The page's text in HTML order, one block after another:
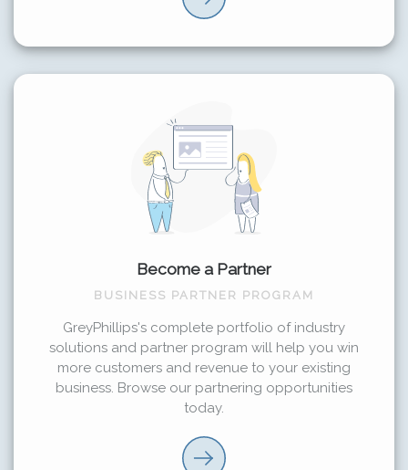
Become a Partner
BUSINESS PARTNER PROGRAM
GreyPhillips's complete portfolio of industry
solutions and partner program will help you win
more customers and revenue to your existing
business. Browse our partnering opportunities
today.